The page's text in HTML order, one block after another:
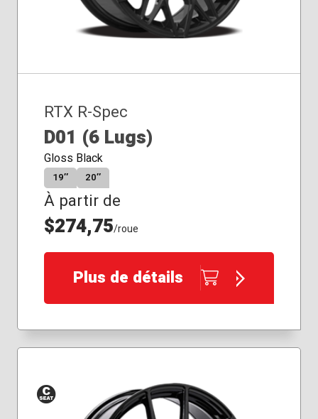
RTX R-Spec
D01 (6 Lugs)
Gloss Black
19″ 20″
À partir de
$274,75/roue
Plus de détails